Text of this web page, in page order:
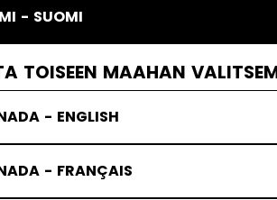
- SUOMI
TOISEEN MAAHAN
- ENGLISH
- FRANÇAIS